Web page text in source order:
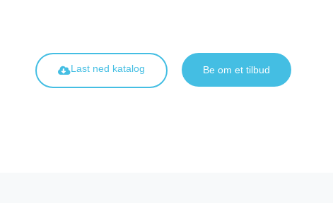
Last ned katalog Be om et tilbud